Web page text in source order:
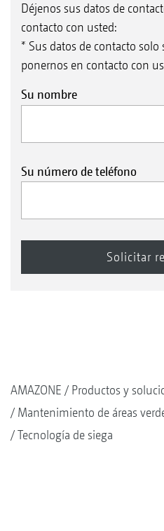
Déjenos sus datos de
contacto con usted:
* Sus datos de contacto solo
ponernos en contacto con
Su nombre
Su número de teléfono
AMAZONE
Productos y
Mantenimiento de áreas
Tecnología de siega